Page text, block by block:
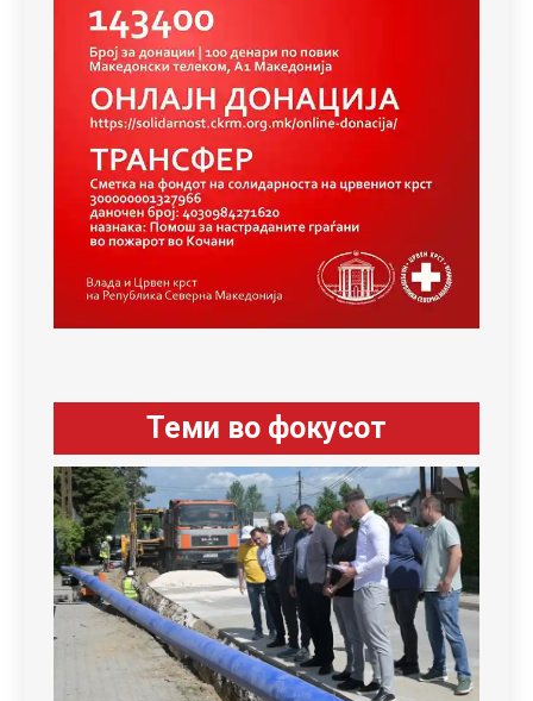
Теми во фокусот